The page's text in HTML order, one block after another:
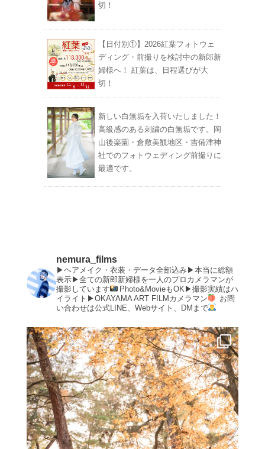
切！
【日付別①】2026紅葉フォトウェ
ディング・前撮りを検討中の新郎新
婦様へ！ 紅葉は、日程選びが大
切！
新しい白無垢を入荷いたしました！
高級感のある刺繍の白無垢です。岡
山後楽園・倉敷美観地区・吉備津神
社でのフォトウェディング前撮りに
最適です。
nemura_films
▶︎ヘアメイク・衣装・データ全部込み▶︎本当に総額
表示▶︎全ての新郎新婦様を一人のプロカメラマンが
撮影しています
Photo&MovieもOK▶︎撮影実績はハ
イライト▶︎OKAYAMA ART FILMカメラマン
お問
い合わせは公式LINE、Webサイト、DMまで